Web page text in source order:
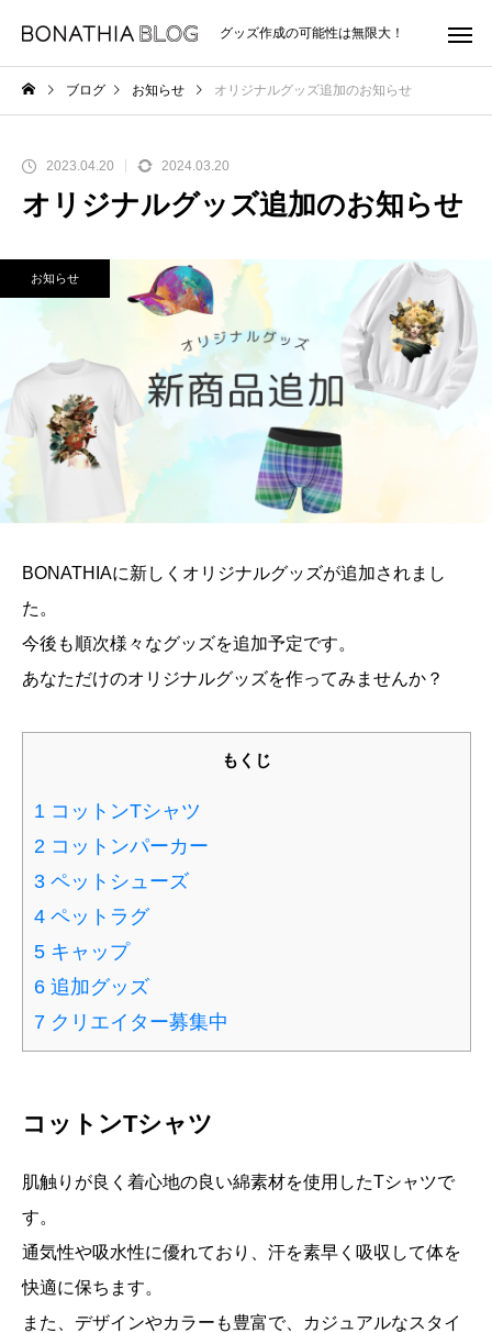
グッズ作成の可能性は無限大！
ブログ お知らせ オリジナルグッズ追加のお知らせ
2023.04.20 2024.03.20
オリジナルグッズ追加のお知らせ
お知らせ
BONATHIAに新しくオリジナルグッズが追加されまし
た。
今後も順次様々なグッズを追加予定です。
あなただけのオリジナルグッズを作ってみませんか？
もくじ
1 コットンTシャツ
2 コットンパーカー
3 ペットシューズ
4 ペットラグ
5 キャップ
6 追加グッズ
7 クリエイター募集中
コットンTシャツ
肌触りが良く着心地の良い綿素材を使用したTシャツで
す。
通気性や吸水性に優れており、汗を素早く吸収して体を
快適に保ちます。
また、デザインやカラーも豊富で、カジュアルなスタイ